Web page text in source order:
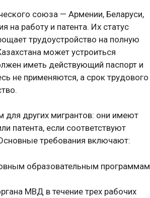
союза — Армении, Беларуси,
на работу и патента. Их статус
трудоустройство на полную
может устроиться
иметь действующий паспорт и
не применяются, а срок трудового
для других мигрантов: они имеют
патента, если соответствуют
требования включают:
образовательным программам
МВД в течение трех рабочих